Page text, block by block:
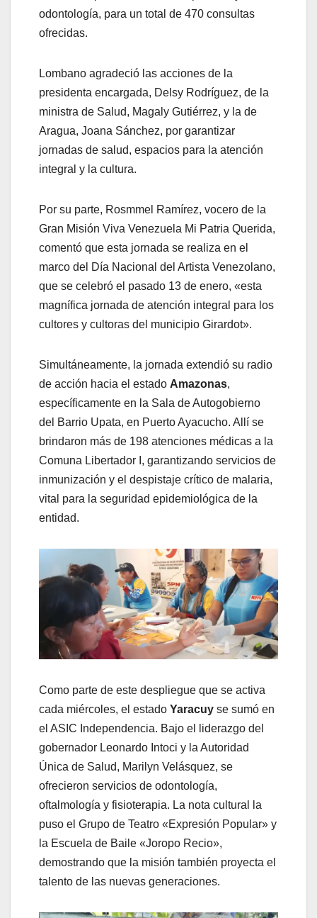
odontología, para un total de 470 consultas
ofrecidas.
Lombano agradeció las acciones de la
presidenta encargada, Delsy Rodríguez, de la
ministra de Salud, Magaly Gutiérrez, y la de
Aragua, Joana Sánchez, por garantizar
jornadas de salud, espacios para la atención
integral y la cultura.
Por su parte, Rosmmel Ramírez, vocero de la
Gran Misión Viva Venezuela Mi Patria Querida,
comentó que esta jornada se realiza en el
marco del Día Nacional del Artista Venezolano,
que se celebró el pasado 13 de enero, «esta
magnífica jornada de atención integral para los
cultores y cultoras del municipio Girardot».
​Simultáneamente, la jornada extendió su radio
de acción hacia el estado Amazonas,
específicamente en la Sala de Autogobierno
del Barrio Upata, en Puerto Ayacucho. Allí se
brindaron más de 198 atenciones médicas a la
Comuna Libertador I, garantizando servicios de
inmunización y el despistaje crítico de malaria,
vital para la seguridad epidemiológica de la
entidad.
​Como parte de este despliegue que se activa
cada miércoles, el estado Yaracuy se sumó en
el ASIC Independencia. Bajo el liderazgo del
gobernador Leonardo Intoci y la Autoridad
Única de Salud, Marilyn Velásquez, se
ofrecieron servicios de odontología,
oftalmología y fisioterapia. La nota cultural la
puso el Grupo de Teatro «Expresión Popular» y
la Escuela de Baile «Joropo Recio»,
demostrando que la misión también proyecta el
talento de las nuevas generaciones.